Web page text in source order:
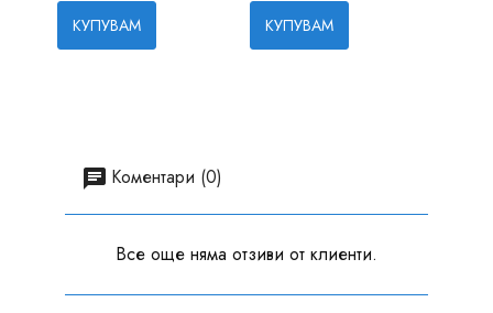
КУПУВАМ КУПУВАМ
Коментари (0)
Все още няма отзиви от клиенти.